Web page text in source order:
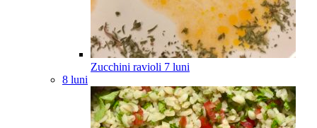
Zucchini ravioli 7 luni
8 luni